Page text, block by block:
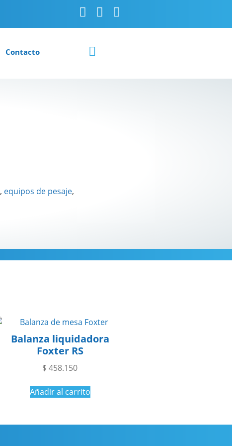
Contacto
, equipos de pesaje,
Balanza liquidadora
Foxter RS
$ 458.150
Añadir al carrito